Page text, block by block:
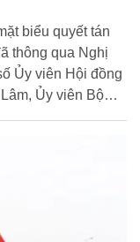
biểu quyết tán
Ủy viên Hội đồng
Ủy viên Bộ